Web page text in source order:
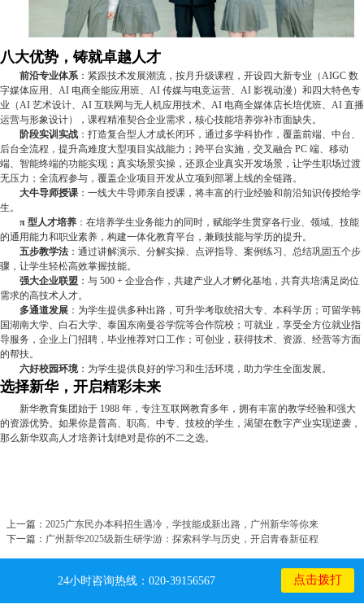
八大优势，铸就卓越人才
前沿专业体系：紧跟技术发展潮流，按月升级课程，开设四大新专业（AIGC 数
字媒体应用、AI 电商全能应用班、AI 传媒与电竞运营、AI 影视动漫）和四大特色专
业（AI 艺术设计、AI 互联网与无人机应用技术、AI 电商全媒体店长培优班、AI 直播
运营与形象设计），课程精准契合企业需求，核心技能培养弥补市面缺失。
阶段实训实战 ：打造复合型人才成长闭环，通过多学科协作，覆盖前端、中台、
后台全流程，提升高难度大型项目实战能力；跨平台实施，交叉融合 PC 端、移动
端、智能终端的功能实现；真实场景实操，还原企业真实开发场景，让学生职场过渡
无压力；全流程参与，覆盖企业项目开发从立项到部署上线的全链路。
大牛导师授课 ：一线大牛导师亲自授课，将丰富的行业经验和前沿知识传授给学
生。
π 型人才培养 ：在培养学生业务能力的同时，赋能学生贯穿各行业、领域、技能
的通用能力和职业素养，构建一体化教育平台，兼顾技能与学历的提升。
五步教学法 ：通过讲解演示、分解实操、点评指导、案例练习、总结巩固五个步
骤，让学生轻松高效掌握技能。
强大企业联盟 ：与 500 + 企业合作，共建产业人才孵化基地，共育共培满足岗位
需求的高技术人才。
多通道发展 ：为学生提供多种出路，可升学考取统招大专、本科学历；可留学韩
国湖南大学、白石大学、泰国东南曼谷学院等合作院校；可就业，享受全方位就业指
导服务，企业上门招聘，毕业推荐对口工作；可创业，获得技术、资源、经营等方面
的帮扶。
六好校园环境 ：为学生提供良好的学习和生活环境，助力学生全面发展。
选择新华，开启精彩未来
新华教育集团始于 1988 年，专注互联网教育多年，拥有丰富的教学经验和强大
的资源优势。如果你是普高、职高、中专、技校的学生，渴望在数字产业实现逆袭，
那么新华双高人才培养计划绝对是你的不二之选。
上一篇： 2025广东民办本科招生遇冷，学技能成新出路，广州新华等你来
下一篇： 广州新华2025级新生研学游：探索科学与历史，开启青春新征程
24小时咨询热线：020-39156567 点击拨打